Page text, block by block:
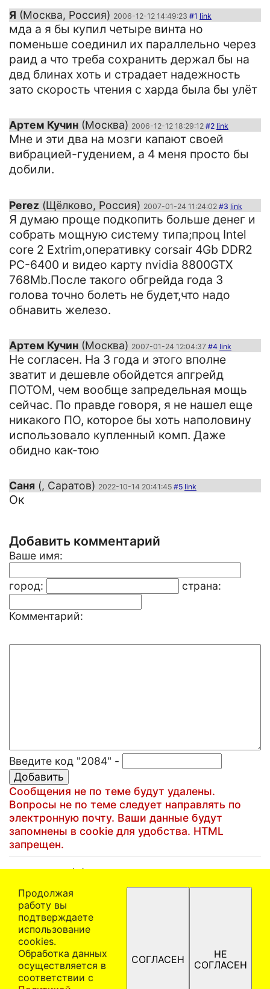
Я (Москва, Россия) 2006-12-12 14:49:23 #1 link
мда а я бы купил четыре винта но
поменьше соединил их параллельно через
раид а что треба сохранить держал бы на
двд блинах хоть и страдает надежность
зато скорость чтения с харда была бы улёт
Артем Кучин (Москва) 2006-12-12 18:29:12 #2 link
Мне и эти два на мозги капают своей
вибрацией-гудением, а 4 меня просто бы
добили.
Perez (Щёлково, Россия) 2007-01-24 11:24:02 #3 link
Я думаю проще подкопить больше денег и
собрать мощную систему типа;проц Intel
core 2 Extrim,оперативку corsair 4Gb DDR2
PC-6400 и видео карту nvidia 8800GTX
768Mb.После такого обгрейда года 3
голова точно болеть не будет,что надо
обнавить железо.
Артем Кучин (Москва) 2007-01-24 12:04:37 #4 link
Не согласен. На 3 года и этого вполне
зватит и дешевле обойдется апгрейд
ПОТОМ, чем вообще запредельная мощь
сейчас. По правде говоря, я не нашел еще
никакого ПО, которое бы хоть наполовину
использовало купленный комп. Даже
обидно как-тою
Саня (, Саратов) 2022-10-14 20:41:45 #5 link
Ок
Добавить комментарий
Ваше имя:
город: страна:
Комментарий:
Введите код "2084" -
Сообщения не по теме будут удалены.
Вопросы не по теме следует направлять по
электронную почту. Ваши данные будут
запомнены в cookie для удобства. HTML
запрещен.
(C)1999-2025 Артем Кучин
artem@artem.ru
Политика в отношении обработки персональных
При использовании материалов ссылка на сайта
www.artem.ru обязательна! Автор оставляет за
собой право отказать в праве использования
материалов на безвозмездной основе без
Продолжая
работу вы
подтверждаете
использование
сооkiеѕ.
Обработка данных
осуществляется в
соответствии с
СОГЛАСЕН
НЕ
СОГЛАСЕН